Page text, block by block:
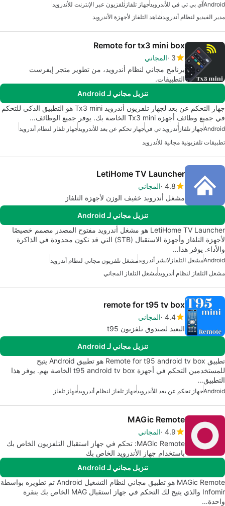
Androidآي بي تي في للأندرويدجهاز تلفاز تلفزيون عبر الإنترنت للأندرويد
مدير الفيديو لنظام أندرويدشاهد التلفاز لأجهزة الأندرويد
Remote for tx3 mini box
3 المجاني
برنامج مجاني لنظام أندرويد، من تطوير متجر إيفرست
التطبيقات.
تنزيل مجاني لـ Android
جهاز التحكم عن بعد لجهاز تلفزيون أندرويد Tx3 mini هو التطبيق الذكي للتحكم
في جميع وظائف أجهزة Tx3 mini الخاصة بك. يوفر جميع الوظائف…
Androidجهاز تلفاز أندرويد تي فيجهاز تحكم عن بعد للأندرويدجهاز تلفاز لنظام أندرويد
تطبيقات تلفزيونية مجانية للأندرويد
LetiHome TV Launcher
4.8 المجاني
مشغل أندرويد خفيف الوزن لأجهزة التلفاز
تنزيل مجاني لـ Android
LetiHome TV Launcher هو مشغل أندرويد مفتوح المصدر مصمم خصيصًا
لأجهزة التلفاز وأجهزة الاستقبال (STB) التي قد تكون محدودة في الذاكرة
والأداء. يوفر هذا…
Androidمشغل التلفاز لانشر أندرويدمشغل تلفزيون مجاني لنظام أندرويد
مشغل التلفاز لنظام أندرويدمشغل التلفاز المجاني
remote for t95 tv box
4.4 المجاني
البعيد لصندوق تلفزيون t95
تنزيل مجاني لـ Android
تطبيق Remote for t95 android tv box هو تطبيق Android يتيح
للمستخدمين التحكم في أجهزة t95 android tv box الخاصة بهم. يوفر هذا
التطبيق…
Androidجهاز تحكم عن بعد للأندرويدجهاز تلفاز لنظام أندرويدجهاز تلفاز
MAGic Remote
4.9 المجاني
MAGic Remote: تحكم في جهاز استقبال التلفزيون الخاص بك
باستخدام جهاز الأندرويد الخاص بك
تنزيل مجاني لـ Android
MAGic Remote هو تطبيق مجاني لنظام التشغيل Android تم تطويره بواسطة
Infomir والذي يتيح لك التحكم في جهاز استقبال MAG الخاص بك بنقرة
واحدة…